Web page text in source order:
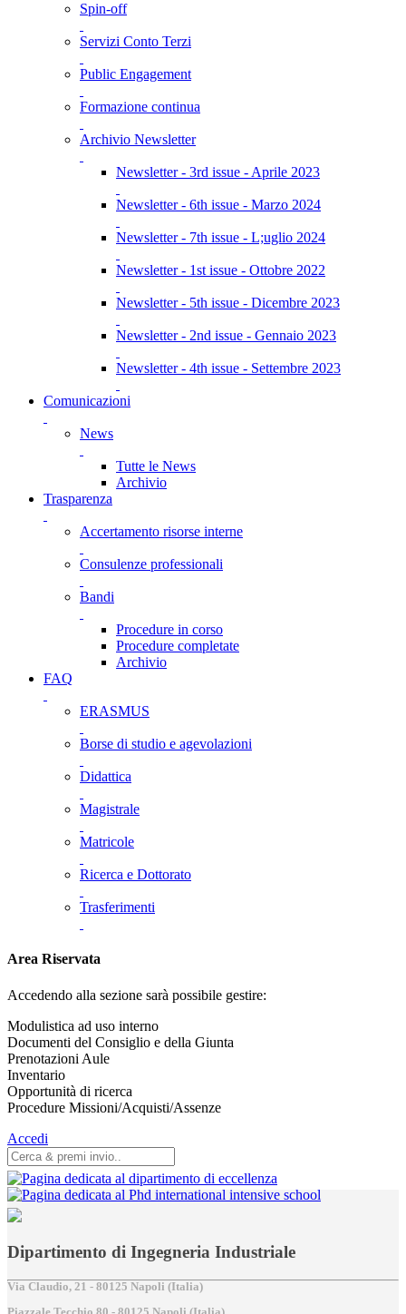
Spin-off
Servizi Conto Terzi
Public Engagement
Formazione continua
Archivio Newsletter
Newsletter - 3rd issue - Aprile 2023
Newsletter - 6th issue - Marzo 2024
Newsletter - 7th issue - L;uglio 2024
Newsletter - 1st issue - Ottobre 2022
Newsletter - 5th issue - Dicembre 2023
Newsletter - 2nd issue - Gennaio 2023
Newsletter - 4th issue - Settembre 2023
Comunicazioni
News
Tutte le News
Archivio
Trasparenza
Accertamento risorse interne
Consulenze professionali
Bandi
Procedure in corso
Procedure completate
Archivio
FAQ
ERASMUS
Borse di studio e agevolazioni
Didattica
Magistrale
Matricole
Ricerca e Dottorato
Trasferimenti
Area Riservata
Accedendo alla sezione sarà possibile gestire:
Modulistica ad uso interno
Documenti del Consiglio e della Giunta
Prenotazioni Aule
Inventario
Opportunità di ricerca
Procedure Missioni/Acquisti/Assenze
Accedi
Dipartimento di Ingegneria Industriale
Via Claudio, 21 - 80125 Napoli (Italia)